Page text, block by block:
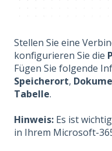
Stellen Sie eine
konfigurieren Sie die
Fügen Sie folgende
Speicherort,
Tabelle.
Hinweis: Es ist
in Ihrem Microsoft-